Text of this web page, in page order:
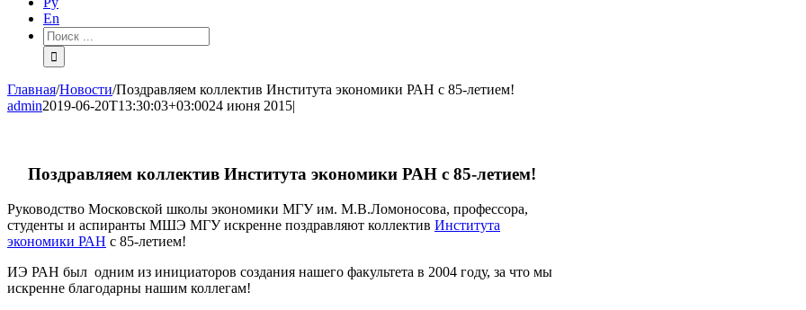
En
Результат
поиска:
Главная/Новости/Поздравляем коллектив Института экономики РАН с 85-летием!
admin2019-06-20T13:30:03+03:0024 июня 2015|
Поздравляем коллектив Института экономики РАН с 85-летием!
Руководство Московской школы экономики МГУ им. М.В.Ломоносова, профессора,
студенты и аспиранты МШЭ МГУ искренне поздравляют коллектив Института
экономики РАН с 85-летием!
ИЭ РАН был одним из инициаторов создания нашего факультета в 2004 году, за что мы
искренне благодарны нашим коллегам!